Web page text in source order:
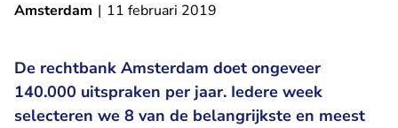
Amsterdam | 11 februari 2019
De rechtbank Amsterdam doet ongeveer
140.000 uitspraken per jaar. Iedere week
selecteren we 8 van de belangrijkste en meest